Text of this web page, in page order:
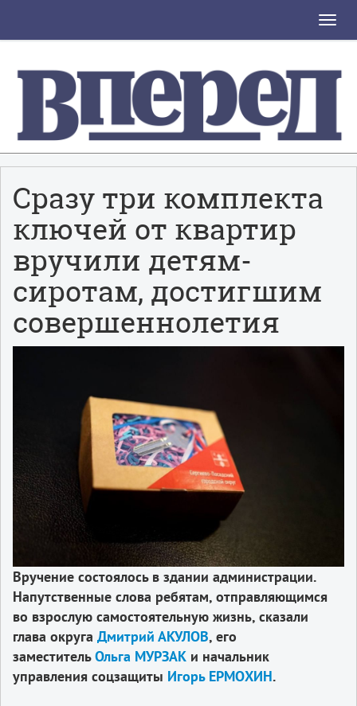
Toggle
Сразу три комплекта
ключей от квартир
вручили детям-
сиротам, достигшим
совершеннолетия
Вручение состоялось в здании администрации.
Напутственные слова ребятам, отправляющимся
во взрослую самостоятельную жизнь, сказали
глава округа Дмитрий АКУЛОВ, его
заместительОльга МУРЗАК и начальник
управления соцзащиты Игорь ЕРМОХИН.